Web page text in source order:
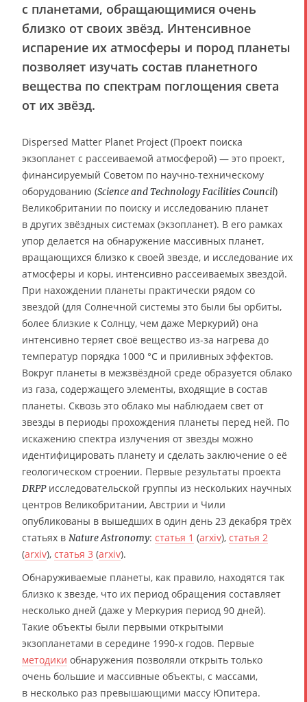
с планетами, обращающимися очень
близко от своих звёзд. Интенсивное
испарение их атмосферы и пород планеты
позволяет изучать состав планетного
вещества по спектрам поглощения света
от их звёзд.
Dispersed Matter Planet Project (Проект поиска
экзопланет с рассеиваемой атмосферой) — это проект,
финансируемый Советом по научно-техническому
оборудованию (Science and Technology Facilities Council)
Великобритании по поиску и исследованию планет
в других звёздных системах (экзопланет). В его рамках
упор делается на обнаружение массивных планет,
вращающихся близко к своей звезде, и исследование их
атмосферы и коры, интенсивно рассеиваемых звездой.
При нахождении планеты практически рядом со
звездой (для Солнечной системы это были бы орбиты,
более близкие к Солнцу, чем даже Меркурий) она
интенсивно теряет своё вещество из-за нагрева до
температур порядка 1000 °C и приливных эффектов.
Вокруг планеты в межзвёздной среде образуется облако
из газа, содержащего элементы, входящие в состав
планеты. Сквозь это облако мы наблюдаем свет от
звезды в периоды прохождения планеты перед ней. По
искажению спектра излучения от звезды можно
идентифицировать планету и сделать заключение о её
геологическом строении. Первые результаты проекта
DRPPисследовательской группы из нескольких научных
центров Великобритании, Австрии и Чили
опубликованы в вышедших в один день 23 декабря трёх
статьях в Nature Astronomy: статья 1 (arxiv), статья 2
(arxiv), статья 3 (arxiv).
Обнаруживаемые планеты, как правило, находятся так
близко к звезде, что их период обращения составляет
несколько дней (даже у Меркурия период 90 дней).
Такие объекты были первыми открытыми
экзопланетами в середине 1990-х годов. Первые
методики обнаружения позволяли открыть только
очень большие и массивные объекты, с массами,
в несколько раз превышающими массу Юпитера.